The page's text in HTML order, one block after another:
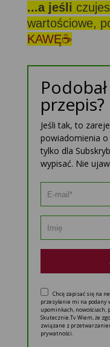
...a jeśli
wartościowe,
KAWĘ☕
przepis?
Jeśli tak, to
powiadomienia
tylko dla
wypisać. Nie
Chcę zapisać się na
przesyłanie mi na
upominkach, nowościach,
Skutecznie.Tv Wiem, że
związane z
prywatności.